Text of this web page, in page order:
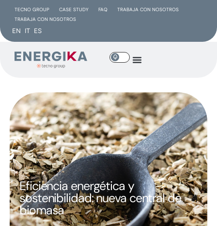
TECNO GROUP CASE STUDY FAQ
TRABAJA CON NOSOTROS
TRABAJA CON NOSOTROS
EN IT ES
Eficiencia energética y
sostenibilidad: nueva central de
biomasa